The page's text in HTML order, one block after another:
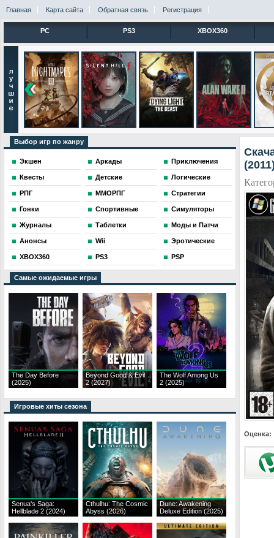
Главная Карта сайта Обратная связь Регистрация
PC PS3 XBOX360
Выбор игр по жанру
Экшен Аркады Приключения
Квесты Детские Логические
РПГ ММОРПГ Стратегии
Гонки Спортивные Симуляторы
Журналы Таблетки Моды и Патчи
Анонсы Wii Эротические
XBOX360 PS3 PSP
Самые ожидаемые игры
The Day Before
(2025)
Beyond Good & Evil
2 (2027)
The Wolf Among Us
2 (2025)
Игровые хиты сезона
Senua's Saga:
Hellblade 2 (2024)
Cthulhu: The Cosmic
Abyss (2026)
Dune: Awakening
Deluxe Edition (2025)
Оценка: